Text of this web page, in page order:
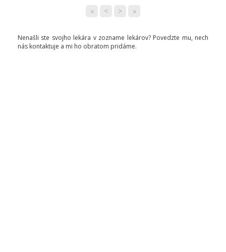
« < > »
Nenašli ste svojho lekára v zozname lekárov? Povedzte mu, nech
nás kontaktuje a mi ho obratom pridáme.